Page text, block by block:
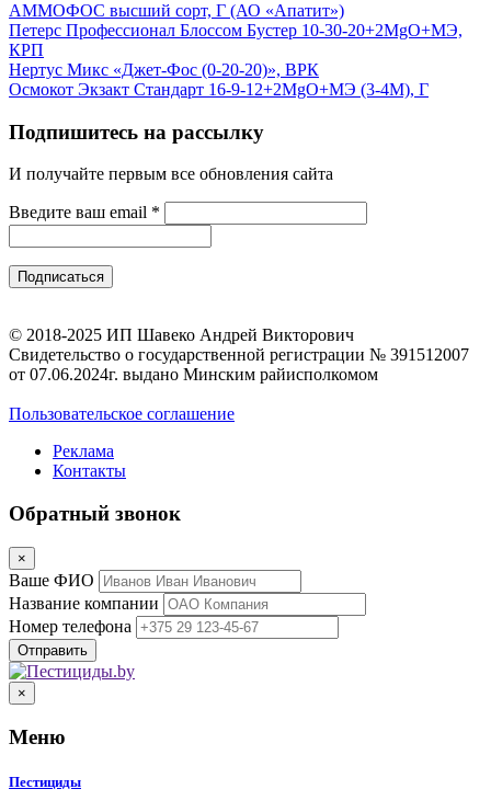
АММОФОС высший сорт, Г (АО «Апатит»)
Петерс Профессионал Блоссом Бустер 10-30-20+2MgO+МЭ,
КРП
Нертус Микс «Джет-Фос (0-20-20)», ВРК
Осмокот Экзакт Стандарт 16-9-12+2MgO+МЭ (3-4М), Г
Подпишитесь на рассылку
И получайте первым все обновления сайта
Введите ваш email *
© 2018-2025 ИП Шавеко Андрей Викторович
Свидетельство о государственной регистрации № 391512007
от 07.06.2024г. выдано Минским райисполкомом
Пользовательское соглашение
Реклама
Контакты
Обратный звонок
×
Ваше ФИО
Название компании
Номер телефона
×
Меню
Пестициды